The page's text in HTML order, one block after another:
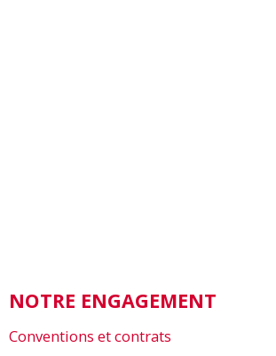
NOTRE ENGAGEMENT
Conventions et contrats